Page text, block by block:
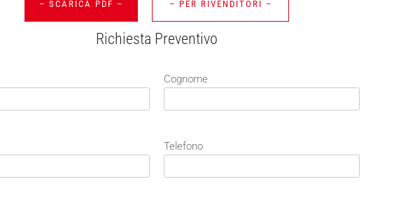
– SCARICA PDF –
– PER RIVENDITORI –
Richiesta Preventivo
Cognome
Telefono